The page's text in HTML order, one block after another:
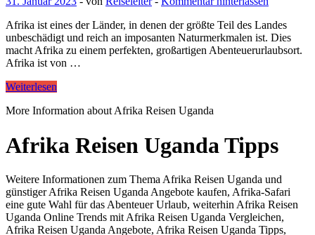
Afrika ist eines der Länder, in denen der größte Teil des Landes
unbeschädigt und reich an imposanten Naturmerkmalen ist. Dies
macht Afrika zu einem perfekten, großartigen Abenteuerurlaubsort.
Afrika ist von …
Weiterlesen
More Information about Afrika Reisen Uganda
Afrika Reisen Uganda Tipps
Weitere Informationen zum Thema Afrika Reisen Uganda und
günstiger Afrika Reisen Uganda Angebote kaufen, Afrika-Safari
eine gute Wahl für das Abenteuer Urlaub, weiterhin Afrika Reisen
Uganda Online Trends mit Afrika Reisen Uganda Vergleichen,
Afrika Reisen Uganda Angebote, Afrika Reisen Uganda Tipps,